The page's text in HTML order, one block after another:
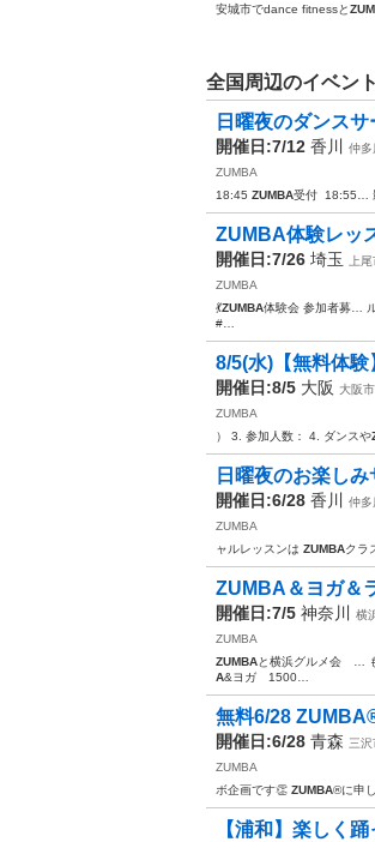
安城市でdance fitnessと
全国周辺のイベン
日曜夜のダンスサ
開催日:7/12 香川 仲多
ZUMBA
18:45 ZUMBA受付 18:55…
ZUMBA体験レッ
開催日:7/26 埼玉 上
ZUMBA
💃ZUMBA体験会 参加者募…
#…
8/5(水)【無料体
開催日:8/5 大阪 大阪市
ZUMBA
） 3. 参加人数： 4. ダンスや
日曜夜のお楽し
開催日:6/28 香川 仲多
ZUMBA
ャルレッスンは ZUMBAクラ
ZUMBA＆ヨガ＆
開催日:7/5 神奈川 横
ZUMBA
ZUMBAと横浜グルメ会 …
A&ヨガ 1500…
無料6/28
開催日:6/28 青森 三沢
ZUMBA
ボ企画です👏 ZUMBA®︎に申
【浦和】楽しく